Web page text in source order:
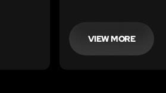
VIEW MORE